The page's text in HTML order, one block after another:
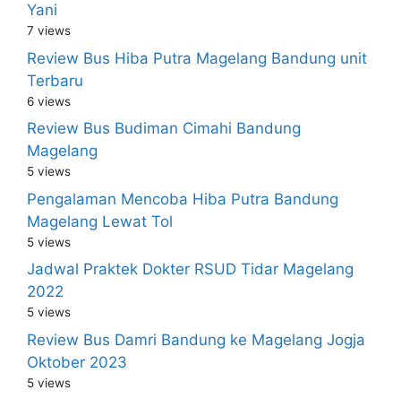
Yani
7 views
Review Bus Hiba Putra Magelang Bandung unit
Terbaru
6 views
Review Bus Budiman Cimahi Bandung
Magelang
5 views
Pengalaman Mencoba Hiba Putra Bandung
Magelang Lewat Tol
5 views
Jadwal Praktek Dokter RSUD Tidar Magelang
2022
5 views
Review Bus Damri Bandung ke Magelang Jogja
Oktober 2023
5 views